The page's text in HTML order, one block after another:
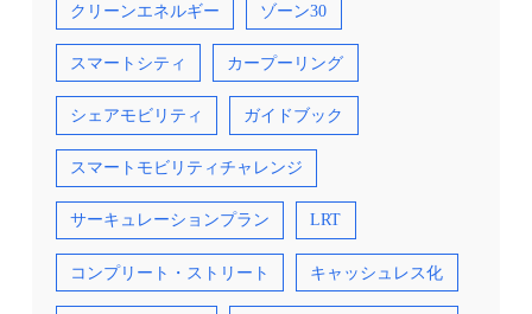
クリーンエネルギー ゾーン30
スマートシティ カープーリング
シェアモビリティ ガイドブック
スマートモビリティチャレンジ
サーキュレーションプラン LRT
コンプリート・ストリート キャッシュレス化